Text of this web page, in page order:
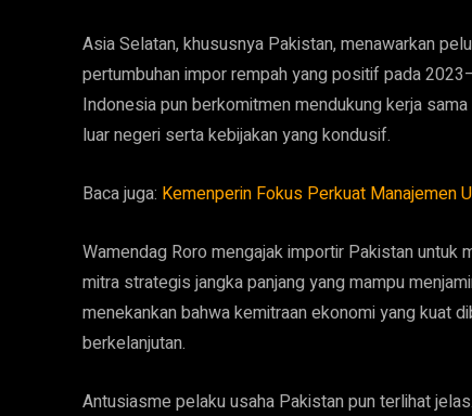
Asia Selatan, khususnya Pakistan, menawarkan
pertumbuhan impor rempah yang positif pada
Indonesia pun berkomitmen mendukung kerja
luar negeri serta kebijakan yang kondusif.
Baca juga: Kemenperin Fokus Perkuat Manajemen
Wamendag Roro mengajak importir Pakistan
mitra strategis jangka panjang yang mampu
menekankan bahwa kemitraan ekonomi yang kuat
berkelanjutan.
Antusiasme pelaku usaha Pakistan pun terlihat